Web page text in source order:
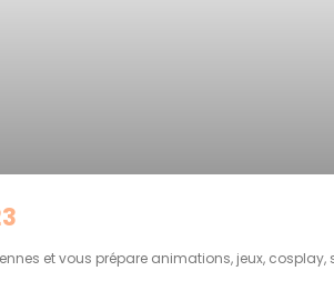
et vous prépare animations, jeux,